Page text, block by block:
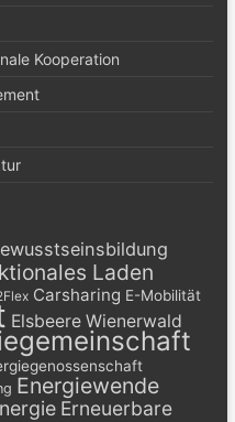
Kooperation
Laden
Carsharing E-Mobilität
Elsbeere Wienerwald
Energiewende
Erneuerbare